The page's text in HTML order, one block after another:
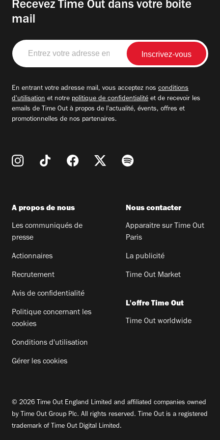
Recevez Time Out dans votre boite
mail
Entrez
votre
adresse
En entrant votre adresse mail, vous acceptez nos conditions
d'utilisation et notre politique de confidentialité et de recevoir les
emails de Time Out à propos de l'actualité, évents, offres et
promotionnelles de nos partenaires.
A propos de nous
Les communiqués de
presse
Actionnaires
Recrutement
Avis de confidentialité
Politique concernant les
cookies
Conditions d'utilisation
Gérer les cookies
Nous contacter
Apparaitre sur Time Out
Paris
La publicité
Time Out Market
L'offre Time Out
Time Out worldwide
© 2026 Time Out England Limited and affiliated companies owned
by Time Out Group Plc. All rights reserved. Time Out is a registered
trademark of Time Out Digital Limited.